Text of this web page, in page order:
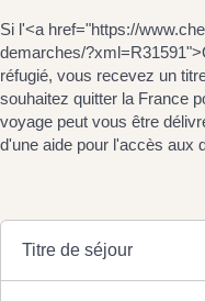
Si l'<a href="https://
demarches/
réfugié, vous recevez un
souhaitez quitter la France
voyage peut vous être
d'une aide pour l'accès aux
Titre de séjour